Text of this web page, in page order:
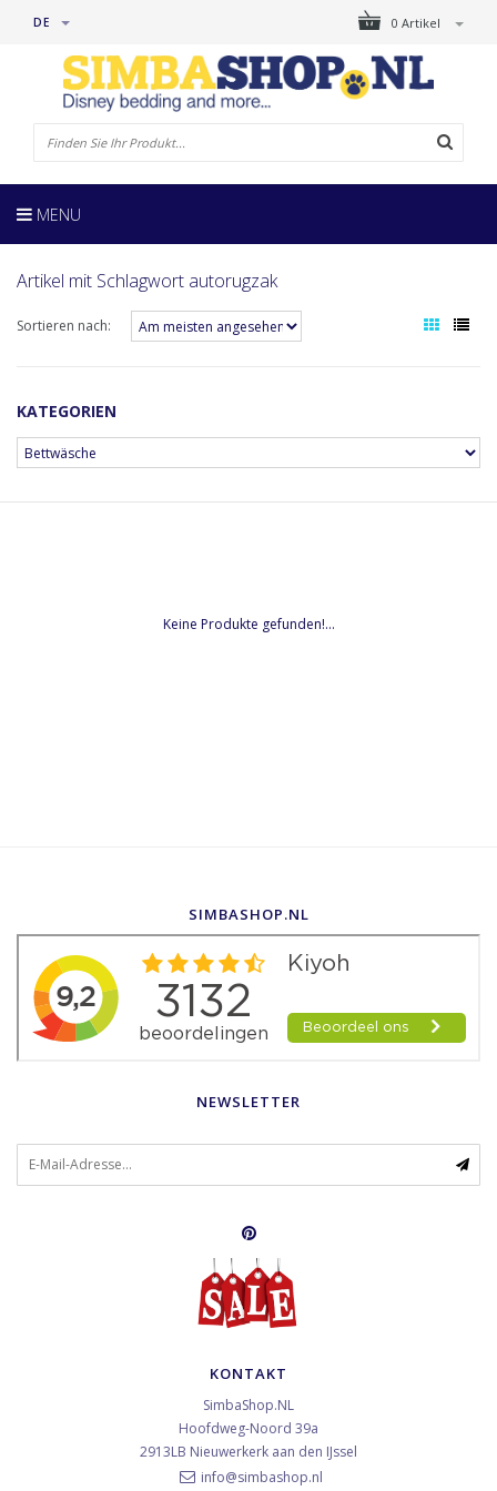
0 Artikel
DE
MENU
Artikel mit Schlagwort autorugzak
Sortieren nach:
KATEGORIEN
Keine Produkte gefunden!...
SIMBASHOP.NL
NEWSLETTER
KONTAKT
SimbaShop.NL
Hoofdweg-Noord 39a
2913LB Nieuwerkerk aan den IJssel
info@simbashop.nl